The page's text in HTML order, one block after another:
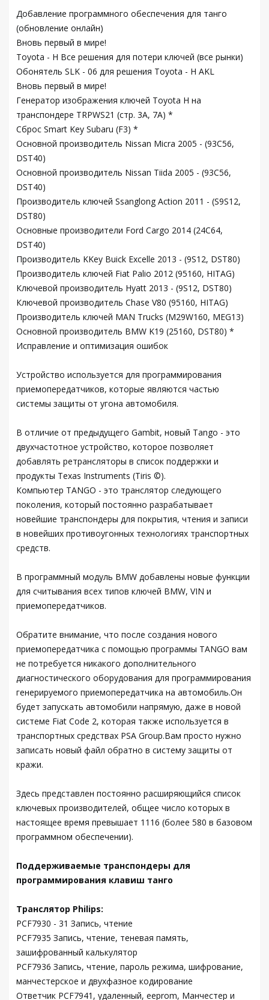
Добавление программного обеспечения для танго
(обновление онлайн)
Вновь первый в мире!
Toyota - H Все решения для потери ключей (все рынки)
Обонятель SLK - 06 для решения Toyota - H AKL
Вновь первый в мире!
Генератор изображения ключей Toyota H на
транспондере TRPWS21 (стр. 3A, 7A) *
Сброс Smart Key Subaru (F3) *
Основной производитель Nissan Micra 2005 - (93C56,
DST40)
Основной производитель Nissan Tiida 2005 - (93C56,
DST40)
Производитель ключей Ssanglong Action 2011 - (S9S12,
DST80)
Основные производители Ford Cargo 2014 (24C64,
DST40)
Производитель KKey Buick Excelle 2013 - (9S12, DST80)
Производитель ключей Fiat Palio 2012 (95160, HITAG)
Ключевой производитель Hyatt 2013 - (9S12, DST80)
Ключевой производитель Chase V80 (95160, HITAG)
Производитель ключей MAN Trucks (M29W160, MEG13)
Основной производитель BMW K19 (25160, DST80) *
Исправление и оптимизация ошибок
Устройство используется для программирования
приемопередатчиков, которые являются частью
системы защиты от угона автомобиля.
В отличие от предыдущего Gambit, новый Tango - это
двухчастотное устройство, которое позволяет
добавлять ретрансляторы в список поддержки и
продукты Texas Instruments (Tiris ©).
Компьютер TANGO - это транслятор следующего
поколения, который постоянно разрабатывает
новейшие транспондеры для покрытия, чтения и записи
в новейших противоугонных технологиях транспортных
средств.
В программный модуль BMW добавлены новые функции
для считывания всех типов ключей BMW, VIN и
приемопередатчиков.
Обратите внимание, что после создания нового
приемопередатчика с помощью программы TANGO вам
не потребуется никакого дополнительного
диагностического оборудования для программирования
генерируемого приемопередатчика на автомобиль.Он
будет запускать автомобили напрямую, даже в новой
системе Fiat Code 2, которая также используется в
транспортных средствах PSA Group.Вам просто нужно
записать новый файл обратно в систему защиты от
кражи.
Здесь представлен постоянно расширяющийся список
ключевых производителей, общее число которых в
настоящее время превышает 1116 (более 580 в базовом
программном обеспечении).
Поддерживаемые транспондеры для
программирования клавиш танго
Транслятор Philips:
PCF7930 - 31 Запись, чтение
PCF7935 Запись, чтение, теневая память,
зашифрованный калькулятор
PCF7936 Запись, чтение, пароль режима, шифрование,
манчестерское и двухфазное кодирование
Ответчик PCF7941, удаленный, eeprom, Манчестер и